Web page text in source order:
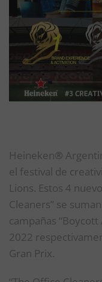
Heineken®
el festival de
Lions. Estos 4
Cleaners” se
campañas “Boycott
2022
Gran Prix.